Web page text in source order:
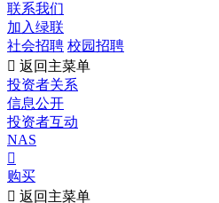
联系我们
加入绿联
社会招聘 校园招聘
 返回主菜单
投资者关系
信息公开
投资者互动
NAS

购买
 返回主菜单